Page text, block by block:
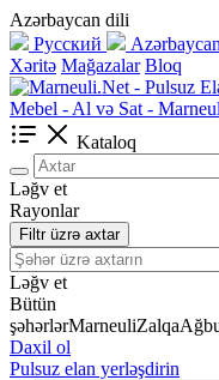
Azərbaycan dili
Русский
Xəritə Mağazalar Bloq
Kataloq
Ləğv et
Rayonlar
Filtr üzrə axtar
Ləğv et
Bütün
şəhərlərMarneuliZalqa
Daxil ol
Pulsuz elan yerləşdirin